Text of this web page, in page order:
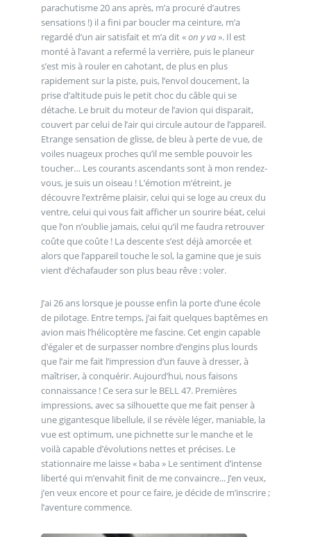
parachutisme 20 ans après, m’a procuré d’autres
sensations !) il a fini par boucler ma ceinture, m’a
regardé d’un air satisfait et m’a dit «on y va». Il est
monté à l’avant a refermé la verrière, puis le planeur
s’est mis à rouler en cahotant, de plus en plus
rapidement sur la piste, puis, l’envol doucement, la
prise d’altitude puis le petit choc du câble qui se
détache. Le bruit du moteur de l’avion qui disparait,
couvert par celui de l’air qui circule autour de l’appareil.
Etrange sensation de glisse, de bleu à perte de vue, de
voiles nuageux proches qu’il me semble pouvoir les
toucher… Les courants ascendants sont à mon rendez-
vous, je suis un oiseau ! L’émotion m’étreint, je
découvre l’extrême plaisir, celui qui se loge au creux du
ventre, celui qui vous fait afficher un sourire béat, celui
que l’on n’oublie jamais, celui qu’il me faudra retrouver
coûte que coûte ! La descente s’est déjà amorcée et
alors que l’appareil touche le sol, la gamine que je suis
vient d’échafauder son plus beau rêve : voler.
J’ai 26 ans lorsque je pousse enfin la porte d’une école
de pilotage. Entre temps, j’ai fait quelques baptêmes en
avion mais l’hélicoptère me fascine. Cet engin capable
d’égaler et de surpasser nombre d’engins plus lourds
que l’air me fait l’impression d’un fauve à dresser, à
maîtriser, à conquérir. Aujourd’hui, nous faisons
connaissance ! Ce sera sur le BELL 47. Premières
impressions, avec sa silhouette que me fait penser à
une gigantesque libellule, il se révèle léger, maniable, la
vue est optimum, une pichnette sur le manche et le
voilà capable d’évolutions nettes et précises. Le
stationnaire me laisse « baba » Le sentiment d’intense
liberté qui m’envahit finit de me convaincre... J’en veux,
j’en veux encore et pour ce faire, je décide de m’inscrire ;
l’aventure commence.